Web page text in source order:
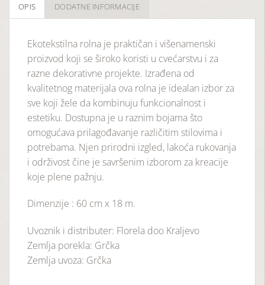
OPIS DODATNE INFORMACIJE
Ekotekstilna rolna je praktičan i višenamenski
proizvod koji se široko koristi u cvećarstvu i za
razne dekorativne projekte. Izrađena od
kvalitetnog materijala ova rolna je idealan izbor za
sve koji žele da kombinuju funkcionalnost i
estetiku. Dostupna je u raznim bojama što
omogućava prilagođavanje različitim stilovima i
potrebama. Njen prirodni izgled, lakoća rukovanja
i održivost čine je savršenim izborom za kreacije
koje plene pažnju.
Dimenzije : 60 cm x 18 m.
Uvoznik i distributer: Florela doo Kraljevo
Zemlja porekla: Grčka
Zemlja uvoza: Grčka